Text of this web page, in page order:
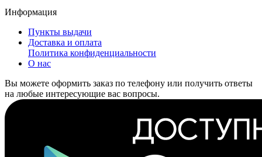
Информация
Пункты выдачи
Доставка и оплата
Политика конфиденциальности
О нас
Вы можете оформить заказ по телефону или получить ответы
на любые интересующие вас вопросы.